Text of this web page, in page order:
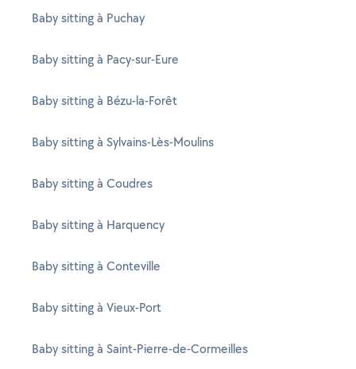
Baby sitting à Puchay
Baby sitting à Pacy-sur-Eure
Baby sitting à Bézu-la-Forêt
Baby sitting à Sylvains-Lès-Moulins
Baby sitting à Coudres
Baby sitting à Harquency
Baby sitting à Conteville
Baby sitting à Vieux-Port
Baby sitting à Saint-Pierre-de-Cormeilles